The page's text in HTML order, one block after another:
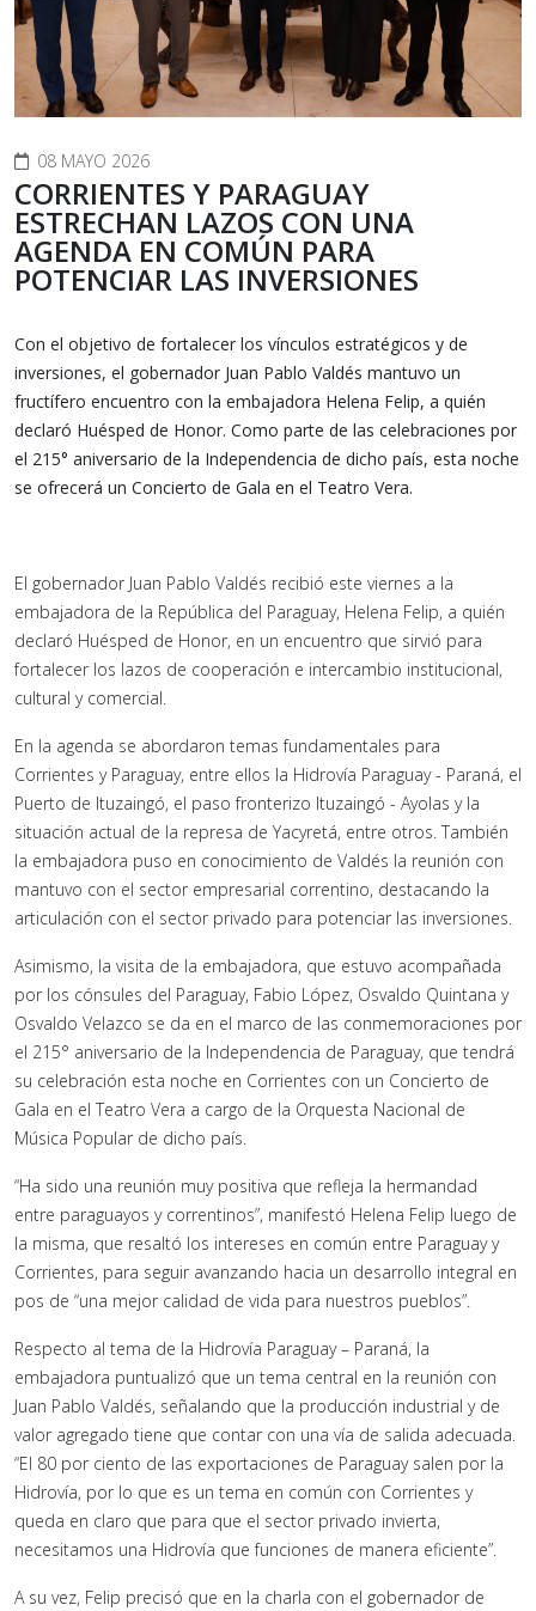
08 MAYO 2026
CORRIENTES Y PARAGUAY
ESTRECHAN LAZOS CON UNA
AGENDA EN COMÚN PARA
POTENCIAR LAS INVERSIONES
Con el objetivo de fortalecer los vínculos estratégicos y de
inversiones, el gobernador Juan Pablo Valdés mantuvo un
fructífero encuentro con la embajadora Helena Felip, a quién
declaró Huésped de Honor. Como parte de las celebraciones por
el 215° aniversario de la Independencia de dicho país, esta noche
se ofrecerá un Concierto de Gala en el Teatro Vera.
El gobernador Juan Pablo Valdés recibió este viernes a la
embajadora de la República del Paraguay, Helena Felip, a quién
declaró Huésped de Honor, en un encuentro que sirvió para
fortalecer los lazos de cooperación e intercambio institucional,
cultural y comercial.
En la agenda se abordaron temas fundamentales para
Corrientes y Paraguay, entre ellos la Hidrovía Paraguay - Paraná, el
Puerto de Ituzaingó, el paso fronterizo Ituzaingó - Ayolas y la
situación actual de la represa de Yacyretá, entre otros. También
la embajadora puso en conocimiento de Valdés la reunión con
mantuvo con el sector empresarial correntino, destacando la
articulación con el sector privado para potenciar las inversiones.
Asimismo, la visita de la embajadora, que estuvo acompañada
por los cónsules del Paraguay, Fabio López, Osvaldo Quintana y
Osvaldo Velazco se da en el marco de las conmemoraciones por
el 215° aniversario de la Independencia de Paraguay, que tendrá
su celebración esta noche en Corrientes con un Concierto de
Gala en el Teatro Vera a cargo de la Orquesta Nacional de
Música Popular de dicho país.
“Ha sido una reunión muy positiva que refleja la hermandad
entre paraguayos y correntinos”, manifestó Helena Felip luego de
la misma, que resaltó los intereses en común entre Paraguay y
Corrientes, para seguir avanzando hacia un desarrollo integral en
pos de “una mejor calidad de vida para nuestros pueblos”.
Respecto al tema de la Hidrovía Paraguay – Paraná, la
embajadora puntualizó que un tema central en la reunión con
Juan Pablo Valdés, señalando que la producción industrial y de
valor agregado tiene que contar con una vía de salida adecuada.
“El 80 por ciento de las exportaciones de Paraguay salen por la
Hidrovía, por lo que es un tema en común con Corrientes y
queda en claro que para que el sector privado invierta,
necesitamos una Hidrovía que funciones de manera eficiente”.
A su vez, Felip precisó que en la charla con el gobernador de